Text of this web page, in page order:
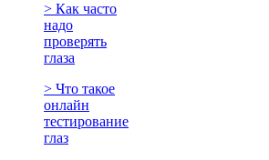
> Как часто
надо
проверять
глаза
> Что такое
онлайн
тестирование
глаз